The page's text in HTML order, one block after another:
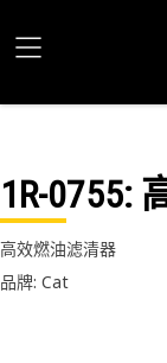
1R-0755:
高效燃油滤清器
品牌: Cat